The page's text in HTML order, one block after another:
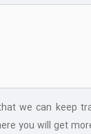
we can keep
you will get